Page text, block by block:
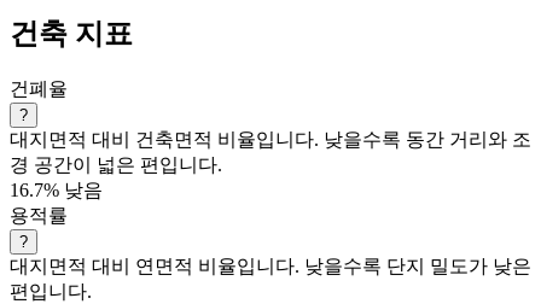
건축 지표
건폐율
?
대지면적 대비 건축면적 비율입니다. 낮을수록 동간 거리와 조
경 공간이 넓은 편입니다.
16.7% 낮음
용적률
?
대지면적 대비 연면적 비율입니다. 낮을수록 단지 밀도가 낮은
편입니다.